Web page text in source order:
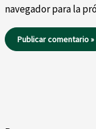
navegador para la